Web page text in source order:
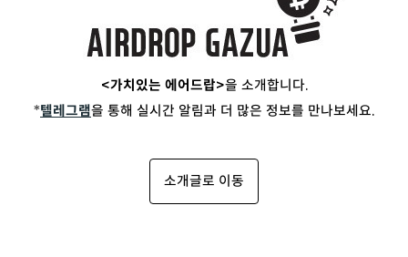
<가치있는 에어드랍>을 소개합니다.
*텔레그램을 통해 실시간 알림과 더 많은 정보를 만나보세요.
소개글로 이동